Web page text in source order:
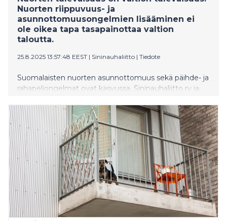
Nuorten riippuvuus- ja
asunnottomuusongelmien lisääminen ei
ole oikea tapa tasapainottaa valtion
taloutta.
25.8.2025 13:57:48 EEST | Sininauhaliitto | Tiedote
Suomalaisten nuorten asunnottomuus sekä päihde- ja
rahapeliongelmat ovat kasvussa. Sininauhaliitto ry ja
urheilu- ja nuorisoministeri Mika Poutalaan nuorten
elämän puolesta.